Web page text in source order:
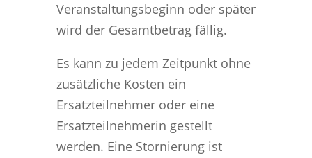
Veranstaltungsbeginn oder später
wird der Gesamtbetrag fällig.
Es kann zu jedem Zeitpunkt ohne
zusätzliche Kosten ein
Ersatzteilnehmer oder eine
Ersatzteilnehmerin gestellt
werden. Eine Stornierung ist